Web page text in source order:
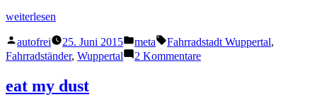
„Private
weiterlesen
Veröffentlicht
von
autofrei 25. Juni 2015
Veröffentlicht
in
meta Schlagwörter:
Fahrradstadt Wuppertal,
Fahrradständer, Wuppertal 2 Kommentarezu
eat my dust